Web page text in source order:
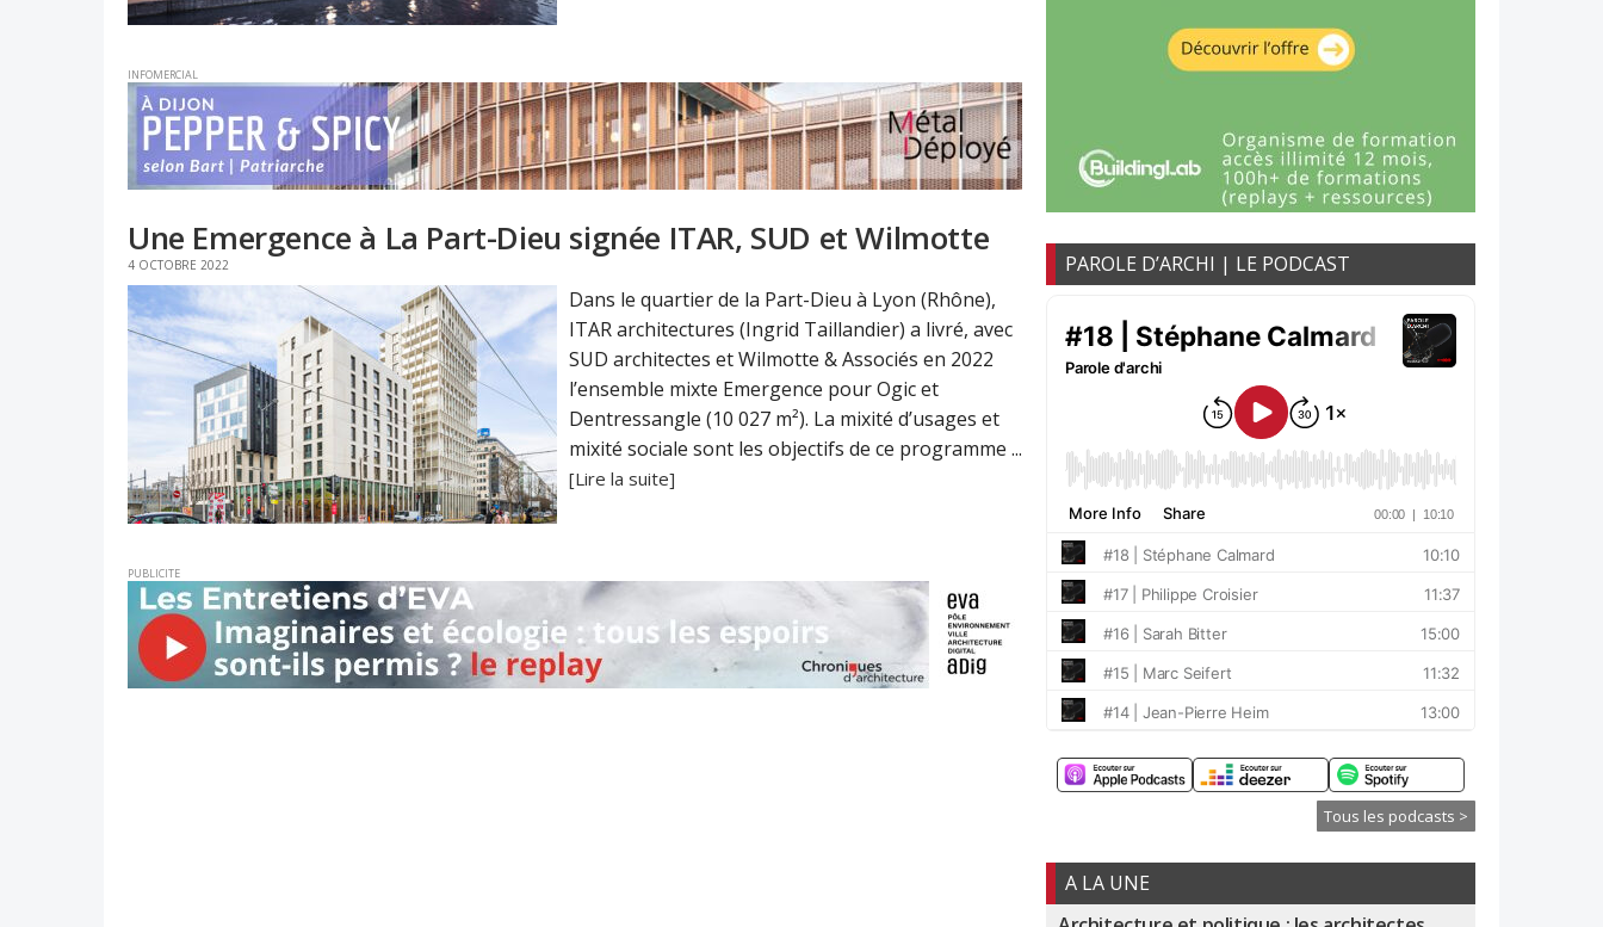
INFOMERCIAL
Une Emergence à La Part-Dieu signée ITAR, SUD et Wilmotte
4 OCTOBRE 2022
Dans le quartier de la Part-Dieu à Lyon (Rhône),
ITAR architectures (Ingrid Taillandier) a livré, avec
SUD architectes et Wilmotte & Associés en 2022
l’ensemble mixte Emergence pour Ogic et
Dentressangle (10 027 m²). La mixité d’usages et
mixité sociale sont les objectifs de ce programme ...
[Lire la suite]
PUBLICITE
PAROLE D’ARCHI | LE PODCAST
Tous les podcasts >
A LA UNE